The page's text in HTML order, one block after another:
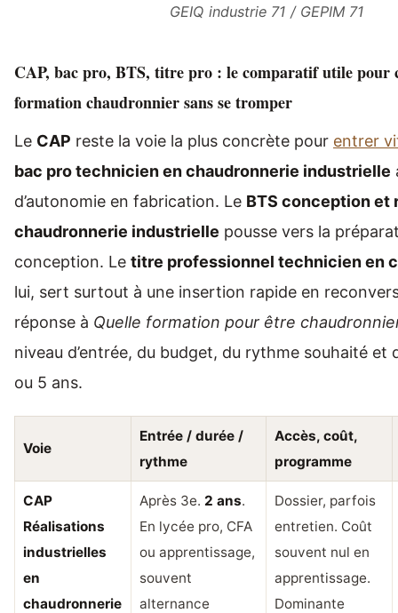
GEIQ industrie 71 / GEPIM 71
CAP, bac pro, BTS, titre pro : le comparatif utile pour
formation chaudronnier sans se tromper
Le CAP reste la voie la plus concrète pour entrer
bac pro technicien en chaudronnerie industrielle
d’autonomie en fabrication. Le BTS conception et
chaudronnerie industrielle pousse vers la
conception. Le titre professionnel technicien en
lui, sert surtout à une insertion rapide en
réponse à Quelle formation pour être
niveau d’entrée, du budget, du rythme souhaité et
ou 5 ans.
Voie
Entrée / durée /
rythme
Accès, coût,
programme
CAP
Réalisations
industrielles
en
chaudronnerie
Après 3e. 2 ans.
En lycée pro, CFA
ou apprentissage,
souvent
alternance
Dossier, parfois
entretien. Coût
souvent nul en
apprentissage.
Dominante